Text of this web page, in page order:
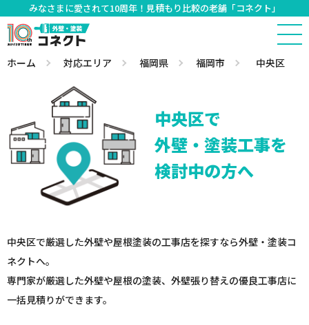
みなさまに愛されて10周年！見積もり比較の老舗「コネクト」
ホーム 対応エリア 福岡県 福岡市 中央区
中央区で
外壁・塗装工事を
検討中の方へ
中央区で厳選した外壁や屋根塗装の工事店を探すなら外壁・塗装コ
ネクトへ。
専門家が厳選した外壁や屋根の塗装、外壁張り替えの優良工事店に
一括見積りができます。